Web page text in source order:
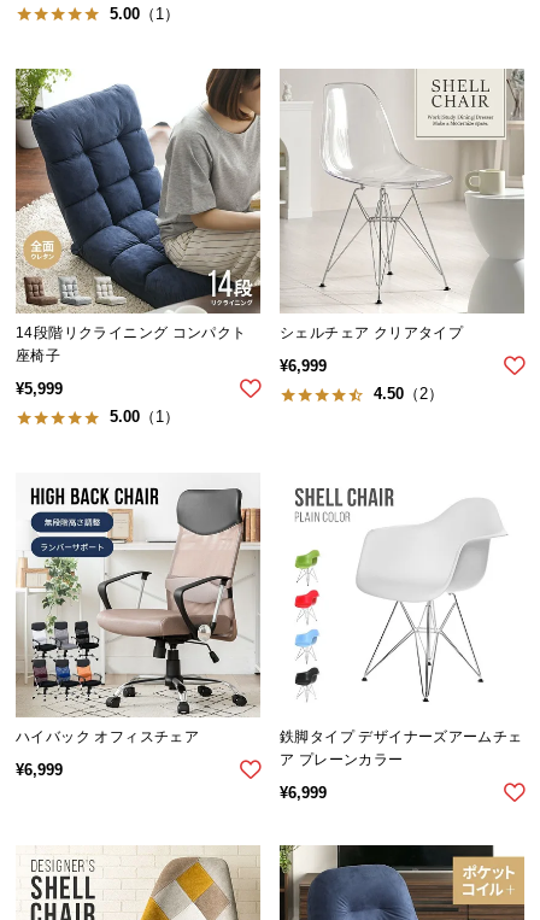
コ
デ
ィ
ネ
ー
ト
か
ら
探
す
シ
お
支
払
い
に
て
配
5.00 （1）
14段階リクライニング コンパクト
座椅子
¥5,999
5.00 （1）
シェルチェア クリアタイプ
¥6,999
4.50 （2）
ハイバック オフィスチェア
¥6,999
鉄脚タイプ デザイナーズアームチェ
ア プレーンカラー
¥6,999